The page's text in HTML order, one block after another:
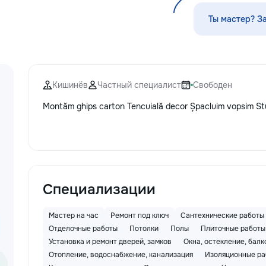
ориентировка в
классы): ⭐️
языку,
письму ⭐️
— это
открывать
малыш
Ты мастер?
Кишинёв Частный специалист
Свободен
Montăm ghips carton Tencuială decor Șpacluim vopsim
Специализации
Мастер на час Ремонт под ключ
Сантехнические работы
Отделочные работы
Потолки Полы
Плиточные работы
Установка и ремонт дверей, замков
Окна, остекление,
Отопление, водоснабжение, канализация
Изоляционные